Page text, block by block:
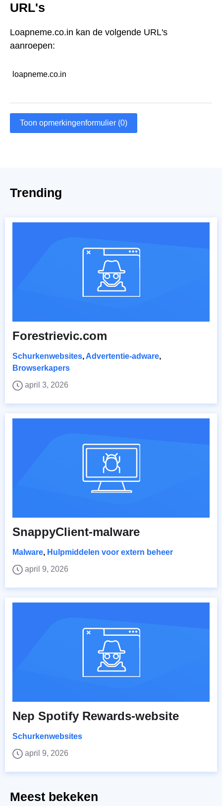
URL's
Loapneme.co.in kan de volgende URL's
aanroepen:
loapneme.co.in
Toon opmerkingenformulier (0)
Trending
Forestrievic.com
Schurkenwebsites, Advertentie-adware,
Browserkapers
april 3, 2026
SnappyClient-malware
Malware, Hulpmiddelen voor extern beheer
april 9, 2026
Nep Spotify Rewards-website
Schurkenwebsites
april 9, 2026
Meest bekeken